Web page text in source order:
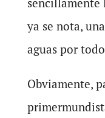
ya se nota,
aguas por
Obviamente,